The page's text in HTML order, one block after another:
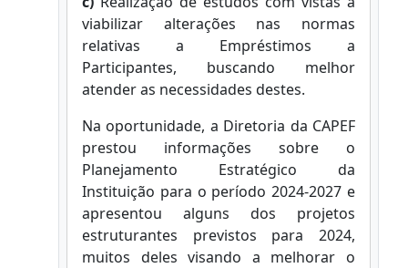
viabilizar alterações nas normas
relativas a Empréstimos a
Participantes, buscando melhor
atender as necessidades destes.
Na oportunidade, a Diretoria da CAPEF
prestou informações sobre o
Planejamento Estratégico da
Instituição para o período 2024-2027 e
apresentou alguns dos projetos
estruturantes previstos para 2024,
muitos deles visando a melhorar o